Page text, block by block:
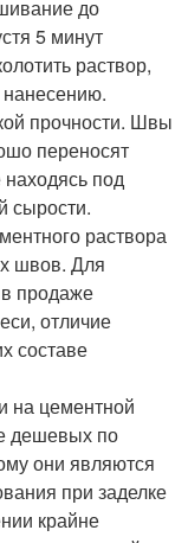
до
5 минут
раствор,
нанесению.
прочности. Швы
переносят
под
сырости.
раствора
швов. Для
продаже
отличие
составе
на цементной
дешевых по
они являются
при заделке
крайне